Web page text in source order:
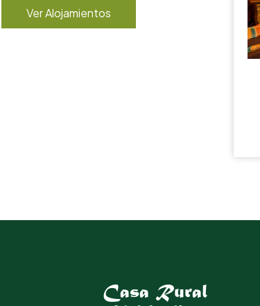
Ver Alojamientos
Casa Rural